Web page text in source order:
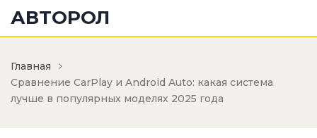
АВТОРОЛ
Главная
Сравнение CarPlay и Android Auto: какая система
лучше в популярных моделях 2025 года